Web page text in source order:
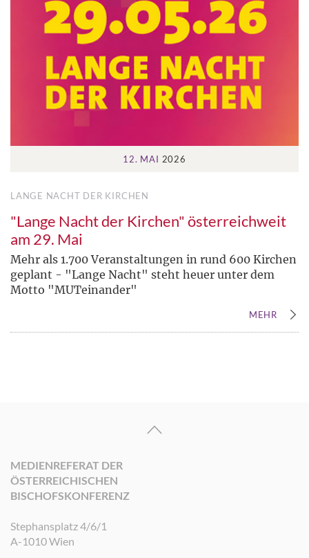
12. MAI 2026
LANGE NACHT DER KIRCHEN
"Lange Nacht der Kirchen" österreichweit
am 29. Mai
Mehr als 1.700 Veranstaltungen in rund 600 Kirchen
geplant - "Lange Nacht" steht heuer unter dem
Motto "MUTeinander"
MEHR
MEDIENREFERAT DER
ÖSTERREICHISCHEN
BISCHOFSKONFERENZ
Stephansplatz 4/6/1
A-1010 Wien